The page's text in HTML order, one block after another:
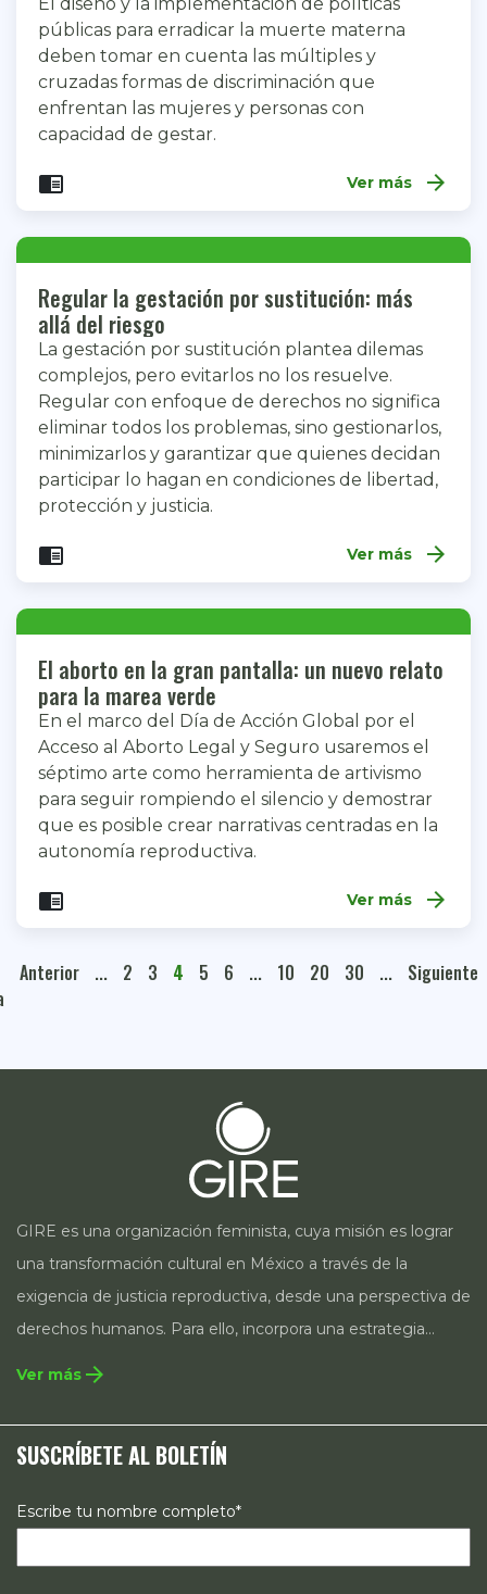
públicas para erradicar la muerte materna
deben tomar en cuenta las múltiples y
cruzadas formas de discriminación que
enfrentan las mujeres y personas con
capacidad de gestar.
chrome_reader_mode Ver más arrow_forward
Regular la gestación por sustitución: más
allá del riesgo
La gestación por sustitución plantea dilemas
complejos, pero evitarlos no los resuelve.
Regular con enfoque de derechos no significa
eliminar todos los problemas, sino gestionarlos,
minimizarlos y garantizar que quienes decidan
participar lo hagan en condiciones de libertad,
protección y justicia.
chrome_reader_mode Ver más arrow_forward
El aborto en la gran pantalla: un nuevo relato
para la marea verde
En el marco del Día de Acción Global por el
Acceso al Aborto Legal y Seguro usaremos el
séptimo arte como herramienta de artivismo
para seguir rompiendo el silencio y demostrar
que es posible crear narrativas centradas en la
autonomía reproductiva.
chrome_reader_mode Ver más arrow_forward
Anterior ... 2 3 4 5 6 ... 10 20 30 ... Siguiente
GIRE es una organización feminista, cuya misión es lograr
una transformación cultural en México a través de la
exigencia de justicia reproductiva, desde una perspectiva de
derechos humanos. Para ello, incorpora una estrategia
integral que contempla la incidencia en legislación y
estrategias de comunicación e investigación sobre el
estado de los derechos reproductivos en México.
Ver más arrow_forward
SUSCRÍBETE AL BOLETÍN
Escribe tu nombre completo*